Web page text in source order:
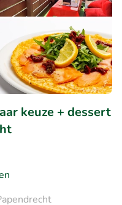
keuze + dessert